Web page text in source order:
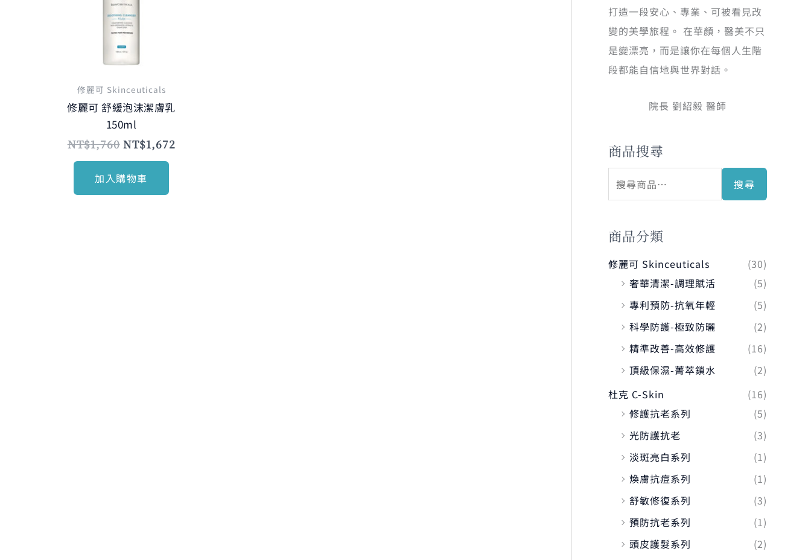
修麗可 Skinceuticals
修麗可 舒緩泡沫潔膚乳
150ml
NT$1,760 NT$1,672
加入購物車
打造一段安心、專業、可被看見改
變的美學旅程。 在華顏，醫美不只
是變漂亮，而是讓你在每個人生階
段都能自信地與世界對話。
院長 劉紹毅 醫師
商品搜尋
搜尋
商品分類
修麗可 Skinceuticals
(30)
奢華清潔-調理賦活
(5)
專利預防-抗氧年輕
(5)
科學防護-極致防曬
(2)
精準改善-高效修護
(16)
頂級保濕-菁萃鎖水
(2)
杜克 C-Skin
(16)
修護抗老系列
(5)
光防護抗老
(3)
淡斑亮白系列
(1)
煥膚抗痘系列
(1)
舒敏修復系列
(3)
預防抗老系列
(1)
頭皮護髮系列
(2)